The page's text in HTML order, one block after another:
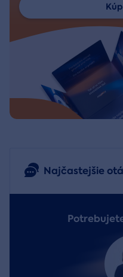
Najčastejšie